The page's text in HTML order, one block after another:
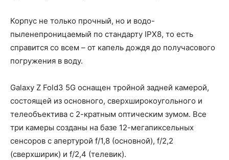
Корпус не только прочный, но и водо-
пыленепроницаемый по стандарту IPX8, то есть
справится со всем – от капель дождя до получасового
погружения в воду.
Galaxy Z Fold3 5G оснащен тройной задней камерой,
состоящей из основного, сверхширокоугольного и
телеобъектива с 2-кратным оптическим зумом. Все
три камеры созданы на базе 12-мегапиксельных
сенсоров с апертурой f/1,8 (основной), f/2,2
(сверхширик) и f/2,4 (телевик).